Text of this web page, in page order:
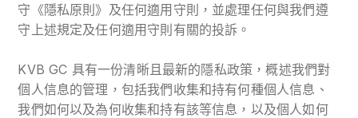
守《隱私原則》及任何適用守則，並處理任何與我們遵
守上述規定及任何適用守則有關的投訴。
KVB GC 具有一份清晰且最新的隱私政策，概述我們對
個人信息的管理，包括我們收集和持有何種個人信息、
我們如何以及為何收集和持有該等信息，以及個人如何